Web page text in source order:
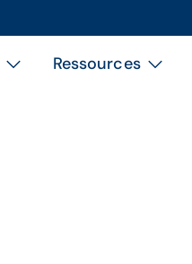
Ressources